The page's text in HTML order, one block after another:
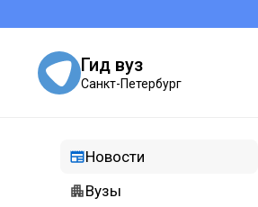
Гид вуз
Санкт-Петербург
Новости
Вузы